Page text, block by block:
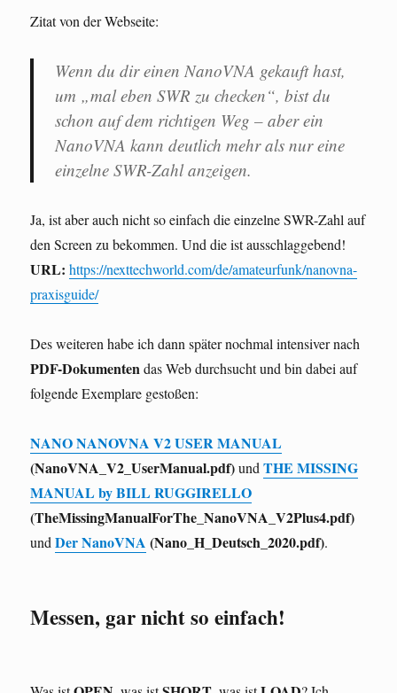
Zitat von der Webseite:
Wenn du dir einen NanoVNA gekauft hast,
um „mal eben SWR zu checken“, bist du
schon auf dem richtigen Weg – aber ein
NanoVNA kann deutlich mehr als nur eine
einzelne SWR-Zahl anzeigen.
Ja, ist aber auch nicht so einfach die einzelne SWR-Zahl auf
den Screen zu bekommen. Und die ist ausschlaggebend!
URL: https://nexttechworld.com/de/amateurfunk/nanovna-
praxisguide/
Des weiteren habe ich dann später nochmal intensiver nach
PDF-Dokumentendas Web durchsucht und bin dabei auf
folgende Exemplare gestoßen:
NANO NANOVNA V2 USER MANUAL
(NanoVNA_V2_UserManual.pdf)undTHE MISSING
MANUAL by BILL RUGGIRELLO
(TheMissingManualForThe_NanoVNA_V2Plus4.pdf)
undDer NanoVNA (Nano_H_Deutsch_2020.pdf).
Messen, gar nicht so einfach!